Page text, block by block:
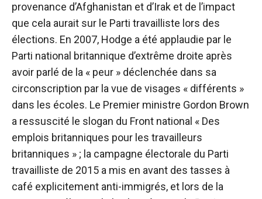
provenance d’Afghanistan et d’Irak et de l’impact
que cela aurait sur le Parti travailliste lors des
élections. En 2007, Hodge a été applaudie par le
Parti national britannique d’extrême droite après
avoir parlé de la « peur » déclenchée dans sa
circonscription par la vue de visages « différents »
dans les écoles. Le Premier ministre Gordon Brown
a ressuscité le slogan du Front national « Des
emplois britanniques pour les travailleurs
britanniques » ; la campagne électorale du Parti
travailliste de 2015 a mis en avant des tasses à
café explicitement anti-immigrés, et lors de la